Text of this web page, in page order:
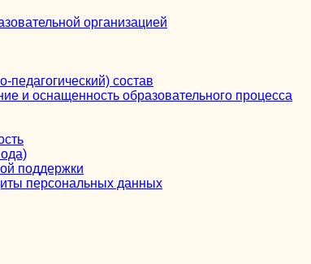
организацией
педагогический) состав
и оснащенность образовательного процесса
поддержки
персональных данных